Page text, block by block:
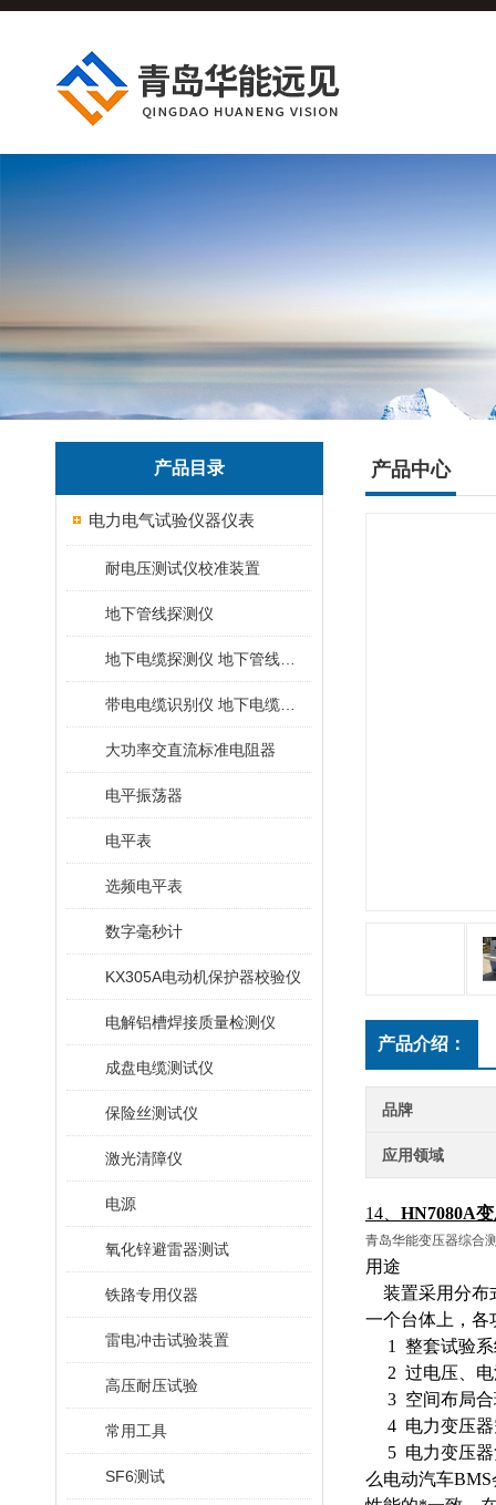
产品目录
电力电气试验仪器仪表
耐电压测试仪校准装置
地下管线探测仪
大功率交直流标准电阻器
电平振荡器
电平表
选频电平表
数字毫秒计
KX305A电动机保护器校验仪
电解铝槽焊接质量检测仪
成盘电缆测试仪
保险丝测试仪
激光清障仪
电源
氧化锌避雷器测试
铁路专用仪器
雷电冲击试验装置
高压耐压试验
常用工具
SF6测试
产品中心
产品介绍：
品牌
应用领域
14、 HN7080A
青岛华能变压器综合
用途
装置采用分布
一个台体上，各
1 整套试验系
2 过电压、电
3 空间布局合
4 电力变压器
5 电力变压器
么电动汽车